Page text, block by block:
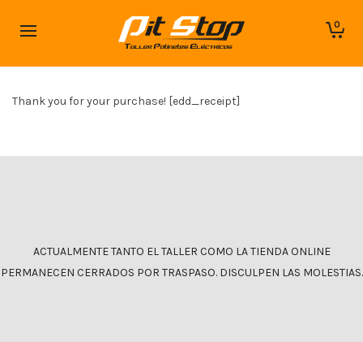
0
Thank you for your purchase! [edd_receipt]
ACTUALMENTE TANTO EL TALLER COMO LA TIENDA ONLINE
PERMANECEN CERRADOS POR TRASPASO. DISCULPEN LAS MOLESTIAS.